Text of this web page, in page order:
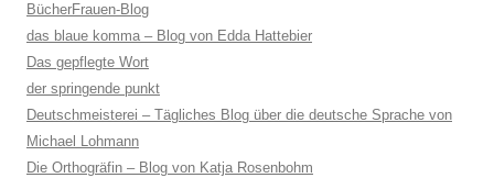
BücherFrauen-Blog
das blaue komma – Blog von Edda Hattebier
Das gepflegte Wort
der springende punkt
Deutschmeisterei – Tägliches Blog über die deutsche Sprache von
Michael Lohmann
Die Orthogräfin – Blog von Katja Rosenbohm